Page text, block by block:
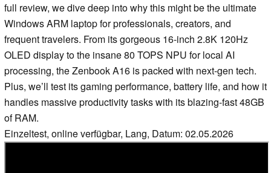
full review, we dive deep into why this might be the ultimate
Windows ARM laptop for professionals, creators, and
frequent travelers. From its gorgeous 16-inch 2.8K 120Hz
OLED display to the insane 80 TOPS NPU for local AI
processing, the Zenbook A16 is packed with next-gen tech.
Plus, we’ll test its gaming performance, battery life, and how it
handles massive productivity tasks with its blazing-fast 48GB
of RAM.
Einzeltest, online verfügbar, Lang, Datum: 02.05.2026